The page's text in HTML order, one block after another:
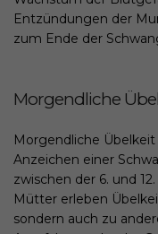
Entzündungen der
zum Ende der
Morgendliche
Morgendliche
Anzeichen einer
zwischen der 6. und
Mütter erleben
sondern auch zu